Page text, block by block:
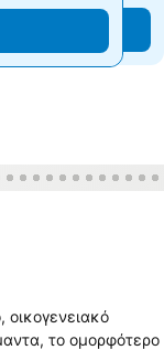
οικογενειακό
το oμορφότερο